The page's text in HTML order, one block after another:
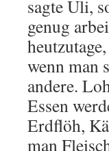
sagte Uli,
genug
wenn man
andere.
Essen
Erdflöh,
man